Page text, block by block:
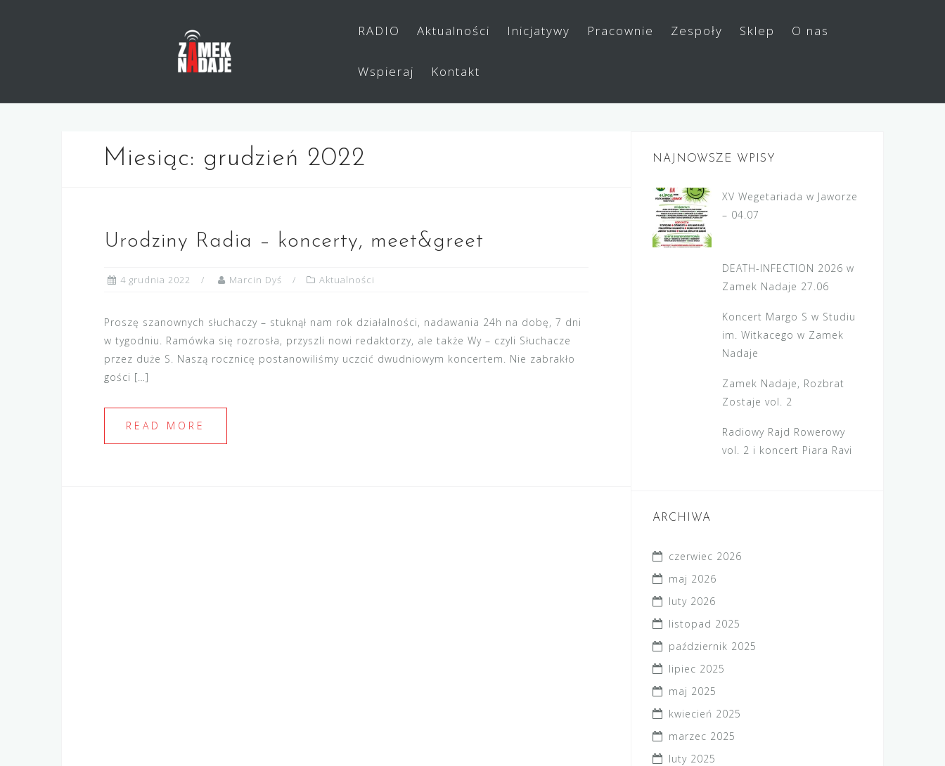
RADIO Aktualności Inicjatywy Pracownie Zespoły Sklep O nas
Wspieraj Kontakt
Miesiąc: grudzień 2022
Urodziny Radia – koncerty, meet&greet
4 grudnia 2022 Marcin Dyś Aktualności
Proszę szanownych słuchaczy – stuknął nam rok działalności, nadawania 24h na dobę, 7 dni
w tygodniu. Ramówka się rozrosła, przyszli nowi redaktorzy, ale także Wy – czyli Słuchacze
przez duże S. Naszą rocznicę postanowiliśmy uczcić dwudniowym koncertem. Nie zabrakło
gości […]
READ MORE
NAJNOWSZE WPISY
XV Wegetariada w Jaworze
– 04.07
DEATH-INFECTION 2026 w
Zamek Nadaje 27.06
Koncert Margo S w Studiu
im. Witkacego w Zamek
Nadaje
Zamek Nadaje, Rozbrat
Zostaje vol. 2
Radiowy Rajd Rowerowy
vol. 2 i koncert Piara Ravi
ARCHIWA
czerwiec 2026
maj 2026
luty 2026
listopad 2025
październik 2025
lipiec 2025
maj 2025
kwiecień 2025
marzec 2025
luty 2025